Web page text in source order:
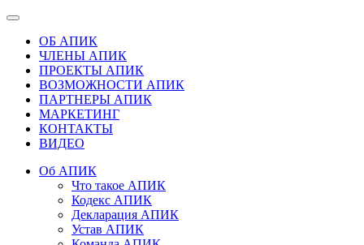
ОБ АПИК
ЧЛЕНЫ АПИК
ПРОЕКТЫ АПИК
ВОЗМОЖНОСТИ АПИК
ПАРТНЕРЫ АПИК
МАРКЕТИНГ
КОНТАКТЫ
ВИДЕО
Об АПИК
Что такое АПИК
Кодекс АПИК
Декларация АПИК
Устав АПИК